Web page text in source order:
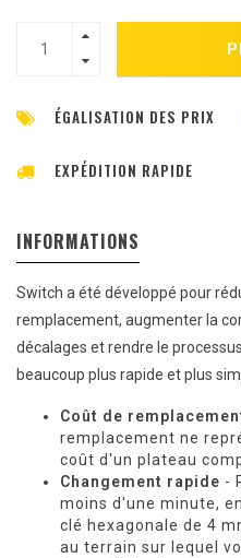
ÉGALISATION DES PRIX
EXPÉDITION RAPIDE
INFORMATIONS
Switch a été développé pour
remplacement, augmenter la
décalages et rendre le
beaucoup plus rapide et plus
Coût de
remplacement ne
coût d'un plateau
Changement rapide -
moins d'une minute,
clé hexagonale de 4
au terrain sur lequel